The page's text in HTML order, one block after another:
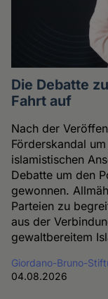
Die Debatte
Fahrt auf
Nach der
Förderskandal
islamistischen
Debatte um den
gewonnen.
Parteien zu
aus der
gewaltbereitem
Giordano-Bruno-
04.08.2026